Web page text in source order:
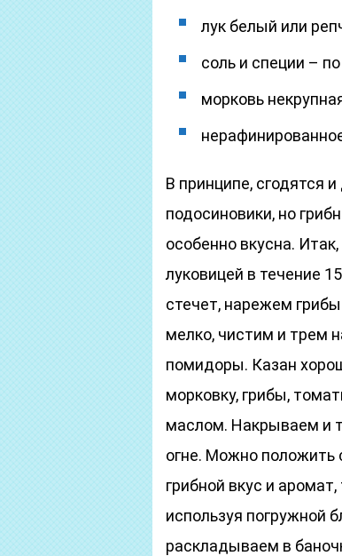
лук белый или
соль и специи – по
морковь
В принципе, сгодятся
подосиновики, но
особенно вкусна.
луковицей в течение
стечет, нарежем
мелко, чистим и трем
помидоры. Казан
морковку, грибы,
маслом. Накрываем и
огне. Можно положить
грибной вкус и
используя погружной
раскладываем в